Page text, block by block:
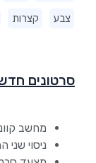
צבע קצרות
סרטונים
מחשב
ניסוי שני